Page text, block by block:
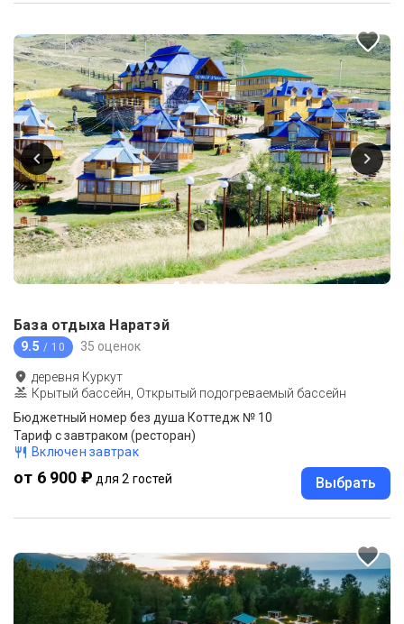
База отдыха Наратэй
9.5 / 10 35 оценок
деревня Куркут
Крытый бассейн, Открытый подогреваемый бассейн
Бюджетный номер без душа Коттедж № 10
Тариф с завтраком (ресторан)
Включен завтрак
от 6 900 ₽ для 2 гостей Выбрать